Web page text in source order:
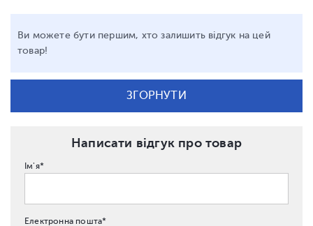
Ви можете бути першим, хто залишить відгук на цей
товар!
ЗГОРНУТИ
Написати відгук про товар
Ім'я*
Електронна пошта*